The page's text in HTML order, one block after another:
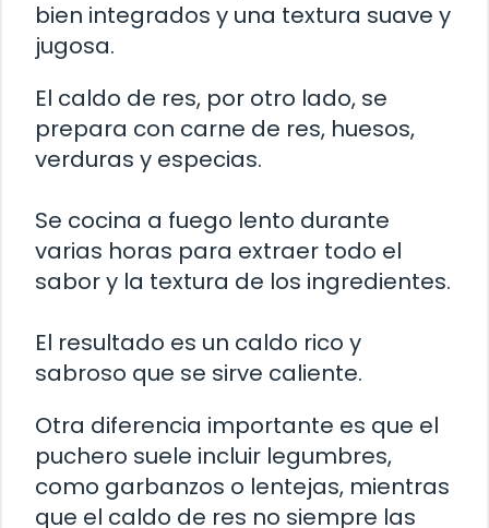
bien integrados y una textura suave y
jugosa.
El caldo de res, por otro lado, se
prepara con carne de res, huesos,
verduras y especias.
Se cocina a fuego lento durante
varias horas para extraer todo el
sabor y la textura de los ingredientes.
El resultado es un caldo rico y
sabroso que se sirve caliente.
Otra diferencia importante es que el
puchero suele incluir legumbres,
como garbanzos o lentejas, mientras
que el caldo de res no siempre las